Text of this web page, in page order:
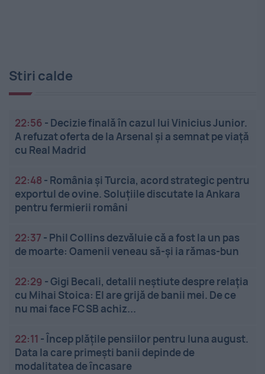
Stiri calde
22:56 - Decizie finală în cazul lui Vinicius Junior.
A refuzat oferta de la Arsenal și a semnat pe viață
cu Real Madrid
22:48 - România și Turcia, acord strategic pentru
exportul de ovine. Soluțiile discutate la Ankara
pentru fermierii români
22:37 - Phil Collins dezvăluie că a fost la un pas
de moarte: Oamenii veneau să-și ia rămas-bun
22:29 -Gigi Becali, detalii neștiute despre relația
cu Mihai Stoica: El are grijă de banii mei. De ce
nu mai face FCSB achiz...
22:11 -Încep plățile pensiilor pentru luna august.
Data la care primești banii depinde de
modalitatea de încasare